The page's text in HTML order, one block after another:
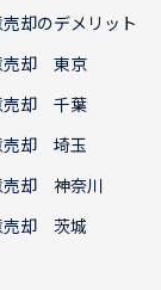
却のデメリット
売却 東京
売却 千葉
売却 埼玉
売却 神奈川
売却 茨城